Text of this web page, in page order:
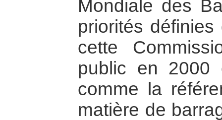
Mondiale des
priorités
cette
public en 2000
comme la
matière de